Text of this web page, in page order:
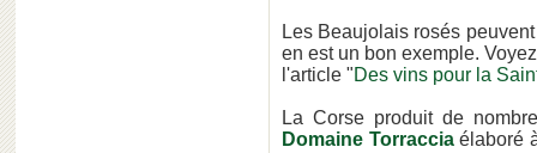
Les Beaujolais rosés
en est un bon exemple.
l'article "Des vins pour la
La Corse produit de
Domaine Torracciaélaboré